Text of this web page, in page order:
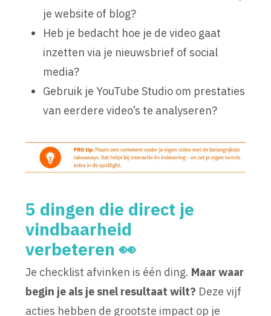
je website of blog?
Heb je bedacht hoe je de video gaat
inzetten via je nieuwsbrief of social
media?
Gebruik je YouTube Studio om prestaties
van eerdere video’s te analyseren?
5 dingen die direct je
vindbaarheid
verbeteren 👀
Je checklist afvinken is één ding. Maar waar
begin je als je snel resultaat wilt? Deze vijf
acties hebben de grootste impact op je